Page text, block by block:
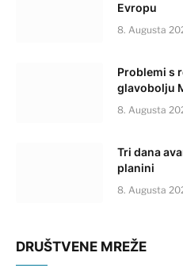
Evropu
8. Augusta
Problemi s
glavobolju
8. Augusta
Tri dana
planini
8. Augusta
DRUŠTVENE MREŽE